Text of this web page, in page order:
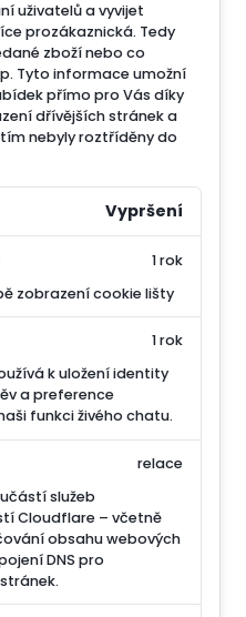
uživatelů a vyvijet
prozákaznická. Tedy
zboží nebo co
Tyto informace umožní
přímo pro Vás díky
dřívějších stránek a
nebyly roztříděny do
Vypršení
zobrazení cookie lišty
1 rok
k uložení identity
a preference
funkci živého chatu.
1 rok
služeb
Cloudflare – včetně
obsahu webových
DNS pro
relace